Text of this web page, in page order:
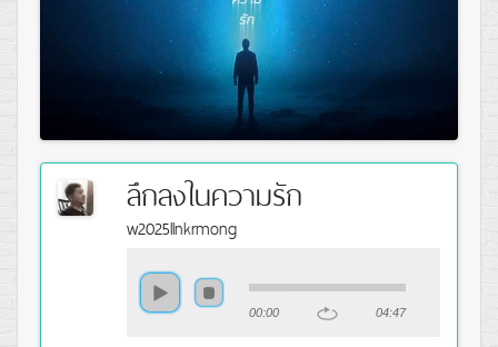
ลึกลงในความรัก
w2025llnkrmong
00:00 04:47